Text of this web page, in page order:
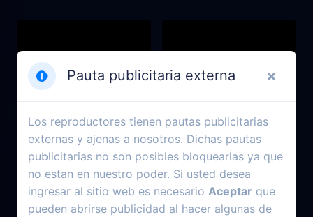
2025 2021
Pauta publicitaria externa
Los reproductores tienen pautas publicitarias
externas y ajenas a nosotros. Dichas pautas
publicitarias no son posibles bloquearlas ya que
no estan en nuestro poder. Si usted desea
ingresar al sitio web es necesario Aceptar que
pueden abrirse publicidad al hacer algunas de